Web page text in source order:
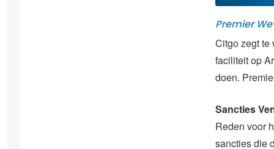
Premier
Citgo zegt te
faciliteit op
doen.
Sancties
Reden voor
sancties die